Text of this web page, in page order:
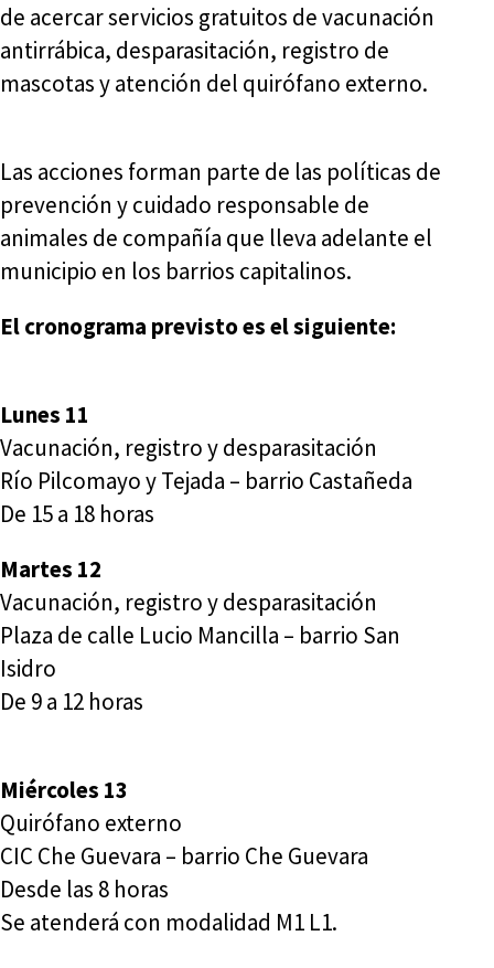
de acercar servicios gratuitos de vacunación
antirrábica, desparasitación, registro de
mascotas y atención del quirófano externo.
Las acciones forman parte de las políticas de
prevención y cuidado responsable de
animales de compañía que lleva adelante el
municipio en los barrios capitalinos.
El cronograma previsto es el siguiente:
Lunes 11
Vacunación, registro y desparasitación
Río Pilcomayo y Tejada – barrio Castañeda
De 15 a 18 horas
Martes 12
Vacunación, registro y desparasitación
Plaza de calle Lucio Mancilla – barrio San
Isidro
De 9 a 12 horas
Miércoles 13
Quirófano externo
CIC Che Guevara – barrio Che Guevara
Desde las 8 horas
Se atenderá con modalidad M1 L1.